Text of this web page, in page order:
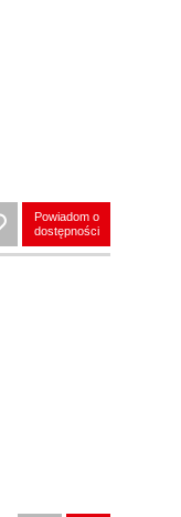
Powiadom o
dostępności